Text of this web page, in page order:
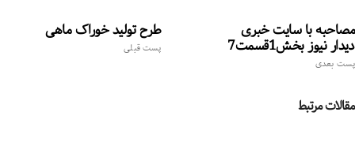
طرح تولید خوراک ماهی
پست قبلی
مصاحبه با سایت خبری
دیدار نیوز بخش1قسمت7
پست بعدی
مقالات مرتبط